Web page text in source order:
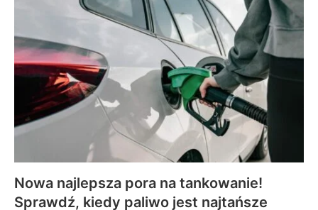
Nowa najlepsza pora na tankowanie!
Sprawdź, kiedy paliwo jest najtańsze